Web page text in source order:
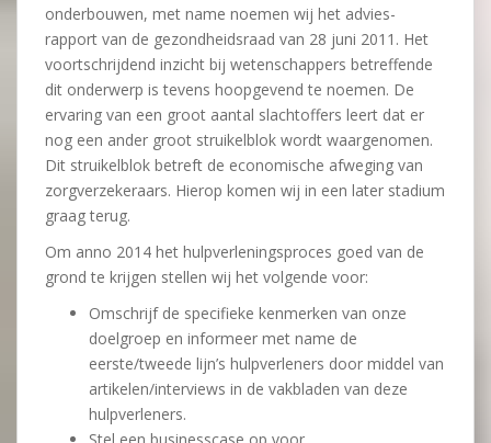
onderbouwen, met name noemen wij het advies-
rapport van de gezondheidsraad van 28 juni 2011. Het
voortschrijdend inzicht bij wetenschappers betreffende
dit onderwerp is tevens hoopgevend te noemen. De
ervaring van een groot aantal slachtoffers leert dat er
nog een ander groot struikelblok wordt waargenomen.
Dit struikelblok betreft de economische afweging van
zorgverzekeraars. Hierop komen wij in een later stadium
graag terug.
Om anno 2014 het hulpverleningsproces goed van de
grond te krijgen stellen wij het volgende voor:
Omschrijf de specifieke kenmerken van onze
doelgroep en informeer met name de
eerste/tweede lijn’s hulpverleners door middel van
artikelen/interviews in de vakbladen van deze
hulpverleners.